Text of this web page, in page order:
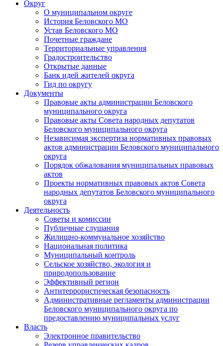
Округ
О муниципальном округе
История Беловского МО
Устав Беловского МО
Почетные граждане
Территориальные управления
Градостроительство
Открытые данные
Банк идей жителей округа
Гид по округу
Документы
Правовые акты администрации Беловского
муниципального округа
Правовые акты Совета народных депутатов
Беловского муниципального округа
Независимая экспертиза нормативных правовых
актов администрации Беловского муниципального
округа
Порядок обжалования муниципальных правовых
актов
Проекты нормативных правовых актов Совета
народных депутатов Беловского муниципального
округа
Деятельность
Советы и комиссии
Публичные слушания
Жилищно-коммунальное хозяйство
Национальная политика
Муниципальный контроль
Сельское хозяйство, экология и
природопользование
Эффективный регион
Антитеррористическая безопасность
Административные регламенты администрации
Беловского муниципального округа по
предоставлению муниципальных услуг
Власть
Электронное правительство